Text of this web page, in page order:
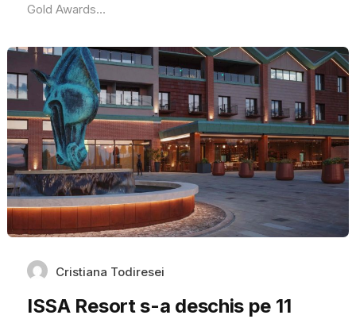
Gold Awards...
Cristiana Todiresei
ISSA Resort s-a deschis pe 11